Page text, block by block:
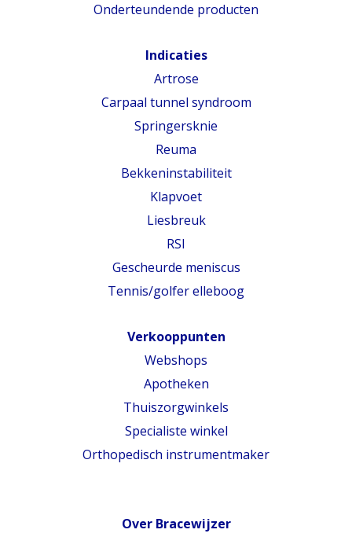
Onderteundende producten
Indicaties
Artrose
Carpaal tunnel syndroom
Springersknie
Reuma
Bekkeninstabiliteit
Klapvoet
Liesbreuk
RSI
Gescheurde meniscus
Tennis/golfer elleboog
Verkooppunten
Webshops
Apotheken
Thuiszorgwinkels
Specialiste winkel
Orthopedisch instrumentmaker
Over Bracewijzer